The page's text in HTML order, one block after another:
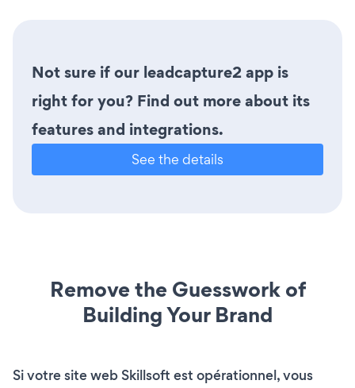
Not sure if our leadcapture2 app is
right for you? Find out more about its
features and integrations.
See the details
Remove the Guesswork of
Building Your Brand
Si votre site web Skillsoft est opérationnel, vous